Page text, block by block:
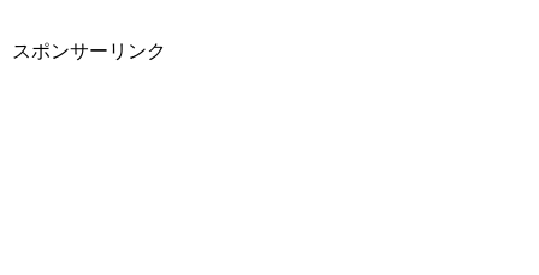
スポンサーリンク